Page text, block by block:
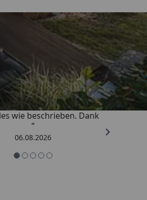
Trusted Shops
4,83/ 5
gelifert. Ware passt
wie beschrieben. Dank
“
06.08.2026